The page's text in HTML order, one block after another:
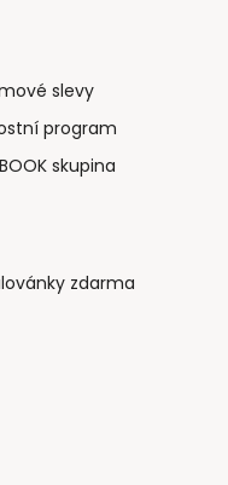
slevy
program
skupina
zdarma